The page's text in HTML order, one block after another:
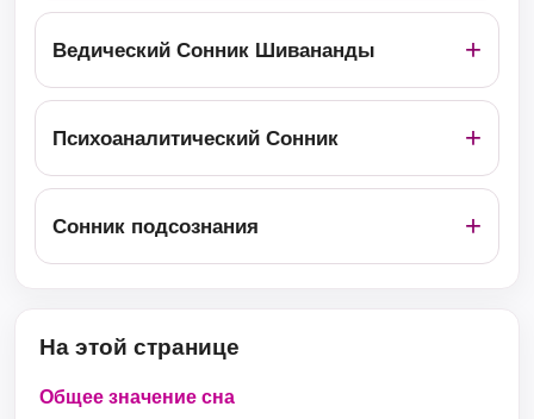
Ведический Сонник Шивананды
Психоаналитический Сонник
Сонник подсознания
На этой странице
Общее значение сна